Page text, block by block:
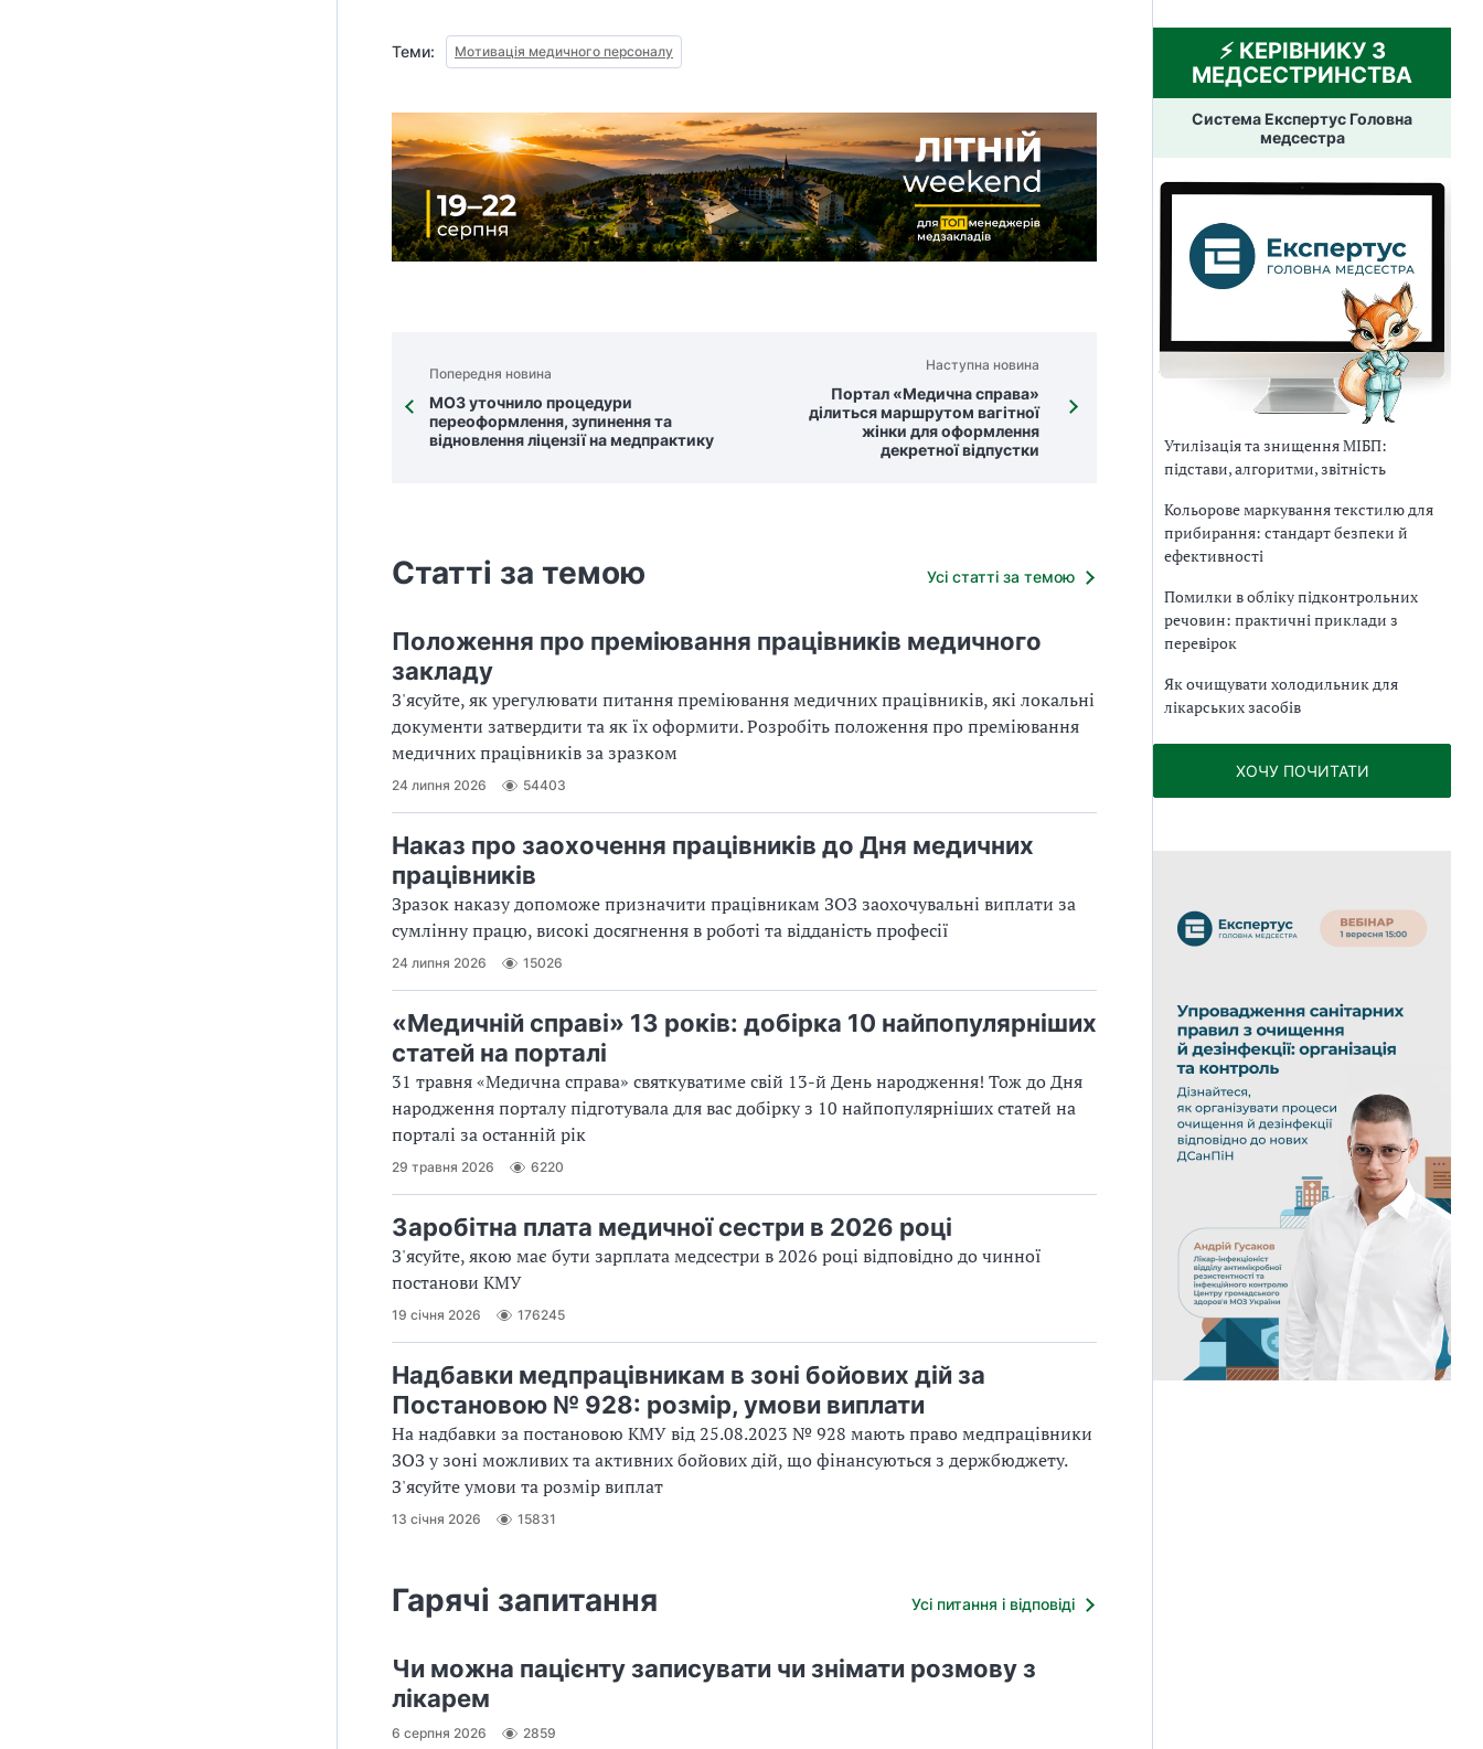
Теми: Мотивація медичного персоналу
Попередня новина
МОЗ уточнило процедури
переоформлення, зупинення та
відновлення ліцензії на медпрактику
Наступна новина
Портал «Медична справа»
ділиться маршрутом вагітної
жінки для оформлення
декретної відпустки
Статті за темою Усі статті за темою
Положення про преміювання працівників медичного
закладу
З'ясуйте, як урегулювати питання преміювання медичних працівників, які локальні
документи затвердити та як їх оформити. Розробіть положення про преміювання
медичних працівників за зразком
24 липня 2026 54403
Наказ про заохочення працівників до Дня медичних
працівників
Зразок наказу допоможе призначити працівникам ЗОЗ заохочувальні виплати за
сумлінну працю, високі досягнення в роботі та відданість професії
24 липня 2026 15026
«Медичній справі» 13 років: добірка 10 найпопулярніших
статей на порталі
31 травня «Медична справа» святкуватиме свій 13-й День народження! Тож до Дня
народження порталу підготувала для вас добірку з 10 найпопулярніших статей на
порталі за останній рік
29 травня 2026 6220
Заробітна плата медичної сестри в 2026 році
З'ясуйте, якою має бути зарплата медсестри в 2026 році відповідно до чинної
постанови КМУ
19 січня 2026 176245
Надбавки медпрацівникам в зоні бойових дій за
Постановою № 928: розмір, умови виплати
На надбавки за постановою КМУ від 25.08.2023 № 928 мають право медпрацівники
ЗОЗ у зоні можливих та активних бойових дій, що фінансуються з держбюджету.
З'ясуйте умови та розмір виплат
13 січня 2026 15831
Гарячі запитання Усі питання і відповіді
Чи можна пацієнту записувати чи знімати розмову з
лікарем
6 серпня 2026 2859
⚡️ КЕРІВНИКУ З
МЕДСЕСТРИНСТВА
Система Експертус Головна
медсестра
Утилізація та знищення МІБП:
підстави, алгоритми, звітність
Кольорове маркування текстилю для
прибирання: стандарт безпеки й
ефективності
Помилки в обліку підконтрольних
речовин: практичні приклади з
перевірок
Як очищувати холодильник для
лікарських засобів
ХОЧУ ПОЧИТАТИ